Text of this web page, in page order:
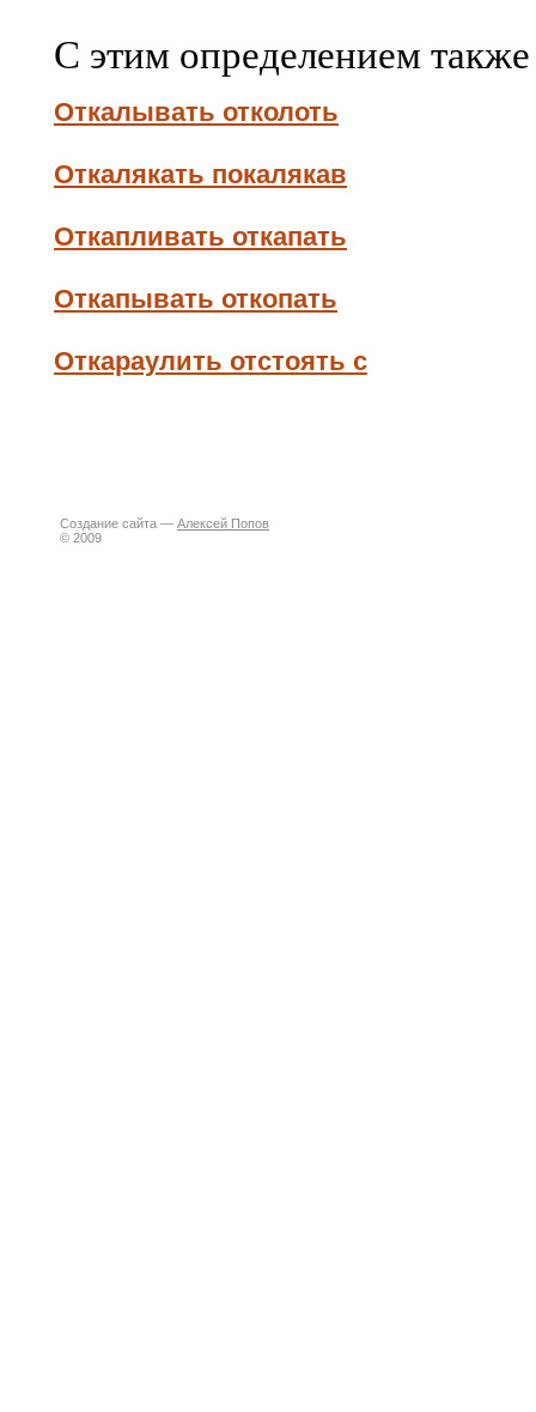
С этим определением
Откалывать отколоть
Откалякать покалякав
Откапливать откапать
Откапывать откопать
Откараулить отстоять с
Создание сайта — Алексей Попов
© 2009